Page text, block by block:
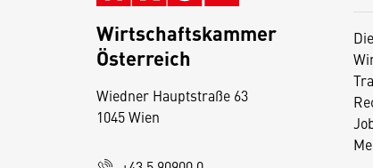
Wirtschaftskammer
Österreich
Wiedner Hauptstraße 63
1045 Wien